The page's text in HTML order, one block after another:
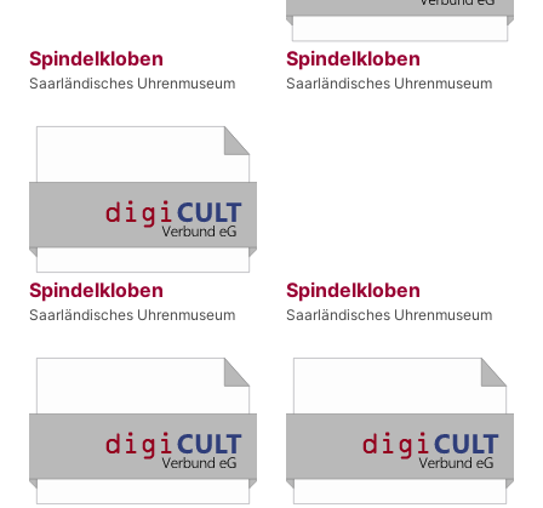
Spindelkloben
Saarländisches Uhrenmuseum
Spindelkloben
Saarländisches Uhrenmuseum
Spindelkloben
Saarländisches Uhrenmuseum
Spindelkloben
Saarländisches Uhrenmuseum